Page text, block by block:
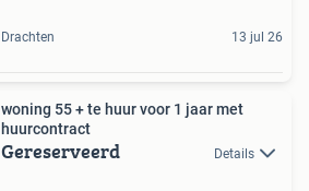
Drachten 13 jul 26
woning 55 + te huur voor 1 jaar met
huurcontract
Gereserveerd Details